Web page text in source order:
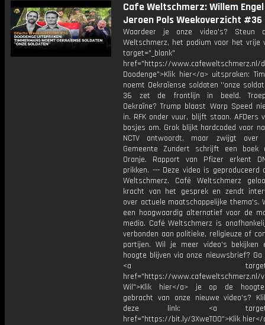
Cafe Weltschmerz: Willem
Jeroen Pols Weekoverzicht #36
Waardeer je onze video's? Steun
Weltschmerz, het podium voor het vrije
target="_blank"
href="https://www.cafeweltschmerz.nl/
Doodenge">Klik hier</a> uitspraken:
noemt Oekraïense soldaten ''onze
36 zet de frontlijn in beeld.
Oekraïne? Trump blaast Warp Speed
in. RFK onder vuur, blijft staan. AFDers
bosjes om. Grok blijkt hardcoded voor
NCTV antwoordt, maar zwijgt over
Gemeente Zundert schrijft een boek
Oranje. Rapport van Pfizer erkent
prikken. --- Deze video is geproduceerd
Weltschmerz. Café Weltschmerz
kracht van het gesprek en zendt
over actuele maatschappelijke thema's.
een hoogwaardig alternatief voor de
media. Café Weltschmerz is
verbonden aan politieke, religieuze of
partijen. Wil je meer video's bekijken
hoogte blijven via onze nieuwsbrief? Ga
<a
href="https://www.cafeweltschmerz.nl/
Wil">Klik hier</a> je op de
gebracht van onze nieuwe video's?
deze link: <a
href="https://bit.ly/3XweTO0">Klik hier</